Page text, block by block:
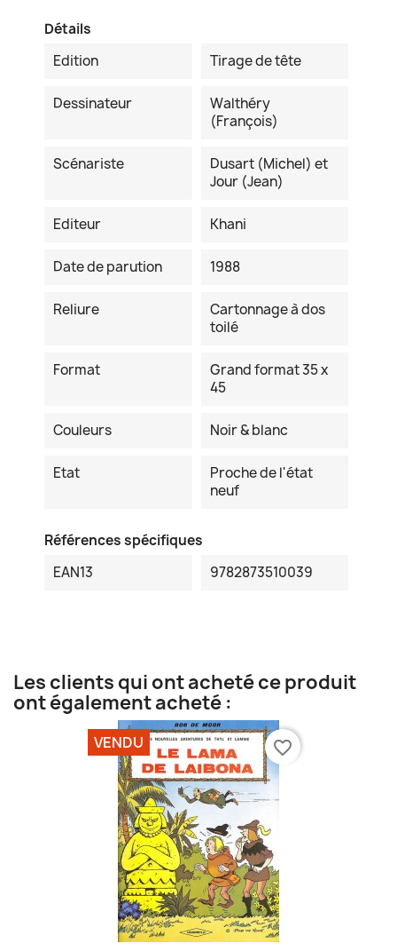
Détails
Edition
Tirage de tête
Dessinateur
Walthéry
(François)
Scénariste
Dusart (Michel) et
Jour (Jean)
Editeur Khani
Date de parution 1988
Reliure
Cartonnage à dos
toilé
Format
Grand format 35 x
45
Couleurs Noir & blanc
Etat
Proche de l'état
neuf
Références spécifiques
EAN13
9782873510039
Les clients qui ont acheté ce produit
ont également acheté :
VENDU favorite_border